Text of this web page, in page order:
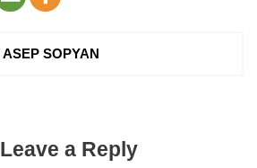
ASEP SOPYAN
Leave a Reply